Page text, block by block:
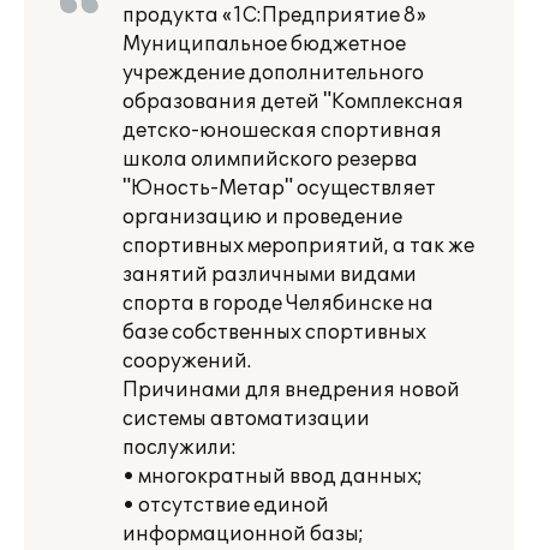
продукта «1С:Предприятие 8»
Муниципальное бюджетное
учреждение дополнительного
образования детей "Комплексная
детско-юношеская спортивная
школа олимпийского резерва
"Юность-Метар" осуществляет
организацию и проведение
спортивных мероприятий, а так же
занятий различными видами
спорта в городе Челябинске на
базе собственных спортивных
сооружений.
Причинами для внедрения новой
системы автоматизации
послужили:
• многократный ввод данных;
• отсутствие единой
информационной базы;